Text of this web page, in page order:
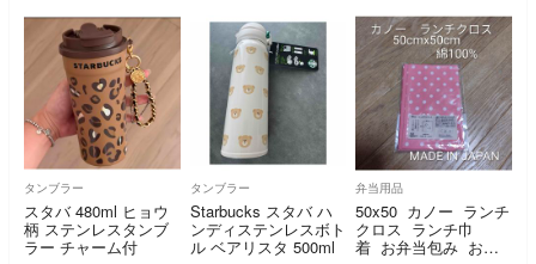
タンブラー
スタバ 480ml ヒョウ
柄 ステンレスタンブ
ラー チャーム付
タンブラー
Starbucks スタバ ハ
ンディステンレスボト
ル ベアリスタ 500ml
弁当用品
50x50 カノー ランチ
クロス ランチ巾
着 お弁当包み お弁